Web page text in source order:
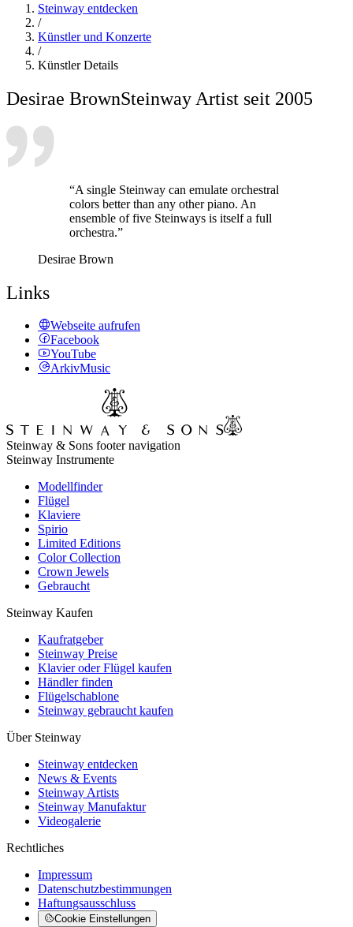
Steinway entdecken
/
Künstler und Konzerte
/
Künstler Details
Desirae BrownSteinway Artist seit 2005
“A single Steinway can emulate orchestral
colors better than any other piano. An
ensemble of five Steinways is itself a full
orchestra.”
Desirae Brown
Links
Webseite aufrufen
Facebook
YouTube
ArkivMusic
Steinway & Sons footer navigation
Steinway Instrumente
Modellfinder
Flügel
Klaviere
Spirio
Limited Editions
Color Collection
Crown Jewels
Gebraucht
Steinway Kaufen
Kaufratgeber
Steinway Preise
Klavier oder Flügel kaufen
Händler finden
Flügelschablone
Steinway gebraucht kaufen
Über Steinway
Steinway entdecken
News & Events
Steinway Artists
Steinway Manufaktur
Videogalerie
Rechtliches
Impressum
Datenschutzbestimmungen
Haftungsausschluss
Cookie Einstellungen